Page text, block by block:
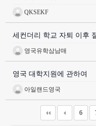
QKSEKF
세컨더리 학교 자퇴 이후
영국유학삼남매
영국 대학지원에 관하여
아일랜드영국
6